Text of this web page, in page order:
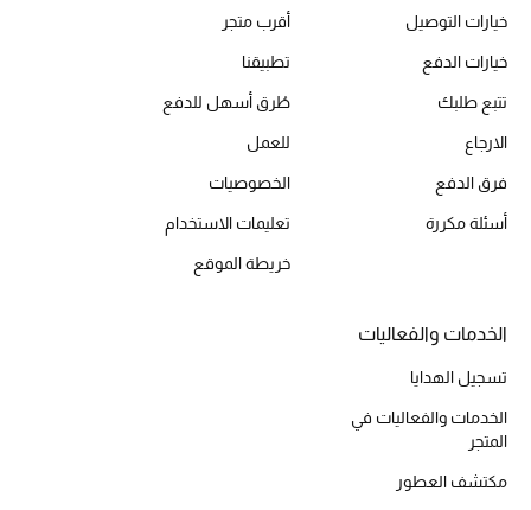
حقائب رجالية
حقائب الأطفال
أبرز المصممين
تسوقوا الحقائب
خيارات التوصيل
خيارات الدفع
تتبع طلبك
الارجاع
فرق الدفع
أسئلة مكررة
أقرب متجر
تطبيقنا
طُرق أسهل للدفع
للعمل
الخصوصيات
تعليمات الاستخدام
خريطة الموقع
الخدمات والفعاليات
تسجيل الهدايا
الخدمات والفعاليات في
المتجر
مكتشف العطور